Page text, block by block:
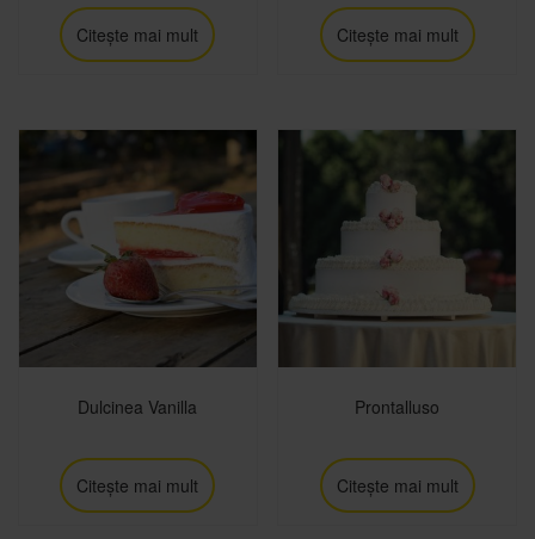
Citește mai mult Citește mai mult
Dulcinea Vanilla
Citește mai mult
Prontalluso
Citește mai mult